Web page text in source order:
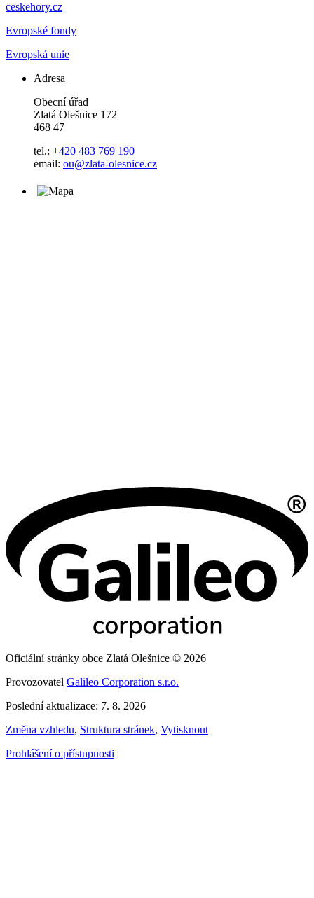
ceskehory.cz
Evropské fondy
Evropská unie
Adresa
Obecní úřad
Zlatá Olešnice 172
468 47
tel.: +420 483 769 190
email: ou@zlata-olesnice.cz
Oficiální stránky obce Zlatá Olešnice © 2026
Provozovatel Galileo Corporation s.r.o.
Poslední aktualizace: 7. 8. 2026
Změna vzhledu, Struktura stránek, Vytisknout
Prohlášení o přístupnosti